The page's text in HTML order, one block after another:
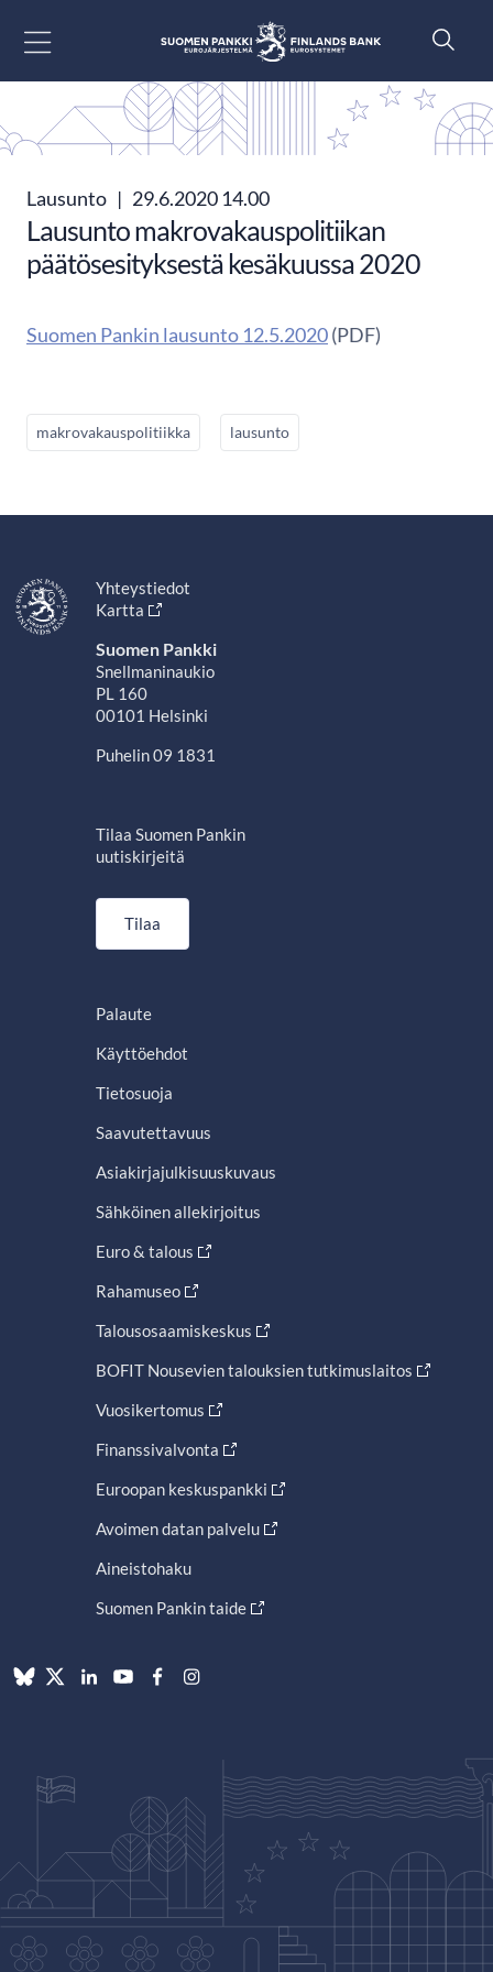
Lausunto | 29.6.2020 14.00
Lausunto makrovakauspolitiikan
päätösesityksestä kesäkuussa 2020
Suomen Pankin lausunto 12.5.2020(PDF)
makrovakauspolitiikka lausunto
Yhteystiedot
Kartta
Suomen Pankki
Snellmaninaukio
PL 160
00101 Helsinki
Puhelin 09 1831
Tilaa Suomen Pankin
uutiskirjeitä
Tilaa
Palaute
Käyttöehdot
Tietosuoja
Saavutettavuus
Asiakirjajulkisuuskuvaus
Sähköinen allekirjoitus
Euro & talous
Rahamuseo
Talousosaamiskeskus
BOFIT Nousevien talouksien tutkimuslaitos
Vuosikertomus
Finanssivalvonta
Euroopan keskuspankki
Avoimen datan palvelu
Aineistohaku
Suomen Pankin taide